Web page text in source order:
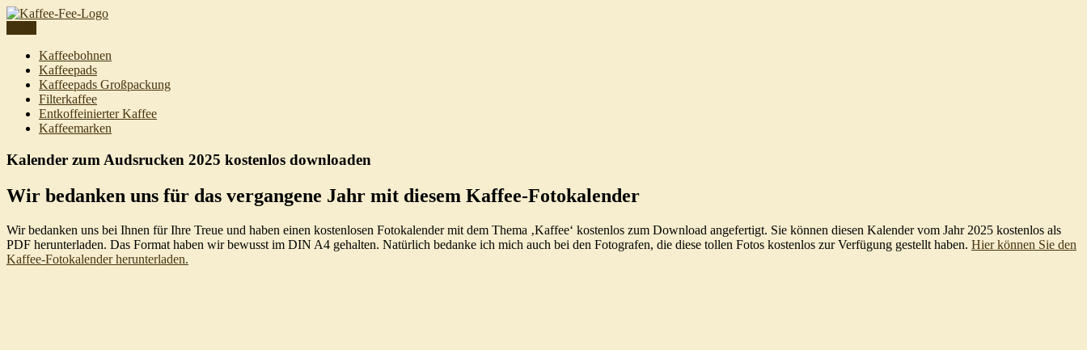
Skip
Kaffeebohnen
Kaffeepads
Kaffeepads Großpackung
Filterkaffee
Entkoffeinierter Kaffee
Kaffeemarken
Kalender zum Audsrucken 2025 kostenlos downloaden
Wir bedanken uns für das vergangene Jahr mit diesem Kaffee-Fotokalender
Wir bedanken uns bei Ihnen für Ihre Treue und haben einen kostenlosen Fotokalender mit dem Thema ‚Kaffee‘ kostenlos zum Download angefertigt. Sie können diesen Kalender vom Jahr 2025 kostenlos als
PDF herunterladen. Das Format haben wir bewusst im DIN A4 gehalten. Natürlich bedanke ich mich auch bei den Fotografen, die diese tollen Fotos kostenlos zur Verfügung gestellt haben. Hier können Sie den
Kaffee-Fotokalender herunterladen.